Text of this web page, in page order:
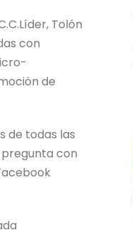
Tolón
con
de
de todas las
con